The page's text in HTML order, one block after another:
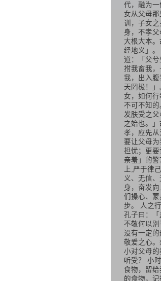
代，融为
女从父母
训，子女
身，不孝
大根大本
经地义」。
道：「父兮
拊我畜我，
我，出入
天罔极！
女，如何行
不可不知
发肤受之
之始也。
孝，应先
要让父母为
担忧；更
亲羞」的
上,严于律
义、无信
身，奋发
们操心、
步。 人之
孔子曰：「
不敬何以别
没有一定的
敬爱之心。
小对父母
听受？ 小
食物，留
的食物，